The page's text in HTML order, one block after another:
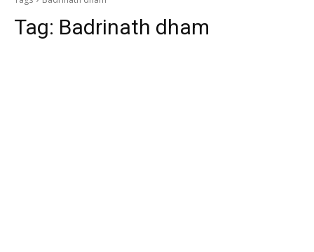
Tag: Badrinath dham